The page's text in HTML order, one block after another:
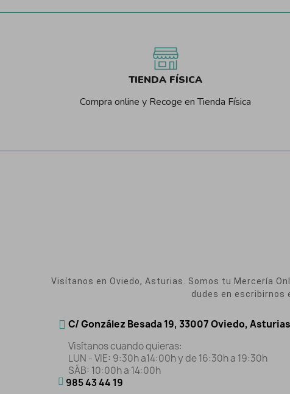
TIENDA FÍSICA
Compra online y Recoge en Tienda Física
Visítanos en Oviedo, Asturias. Somos tu Mercería
dudes en escribirnos
C/ González Besada 19, 33007 Oviedo,
Visítanos cuando quieras:
LUN - VIE: 9:30h a14:00h y de 16:30h a 19:30h
SÁB: 10:00h a 14:00h
985 43 44 19